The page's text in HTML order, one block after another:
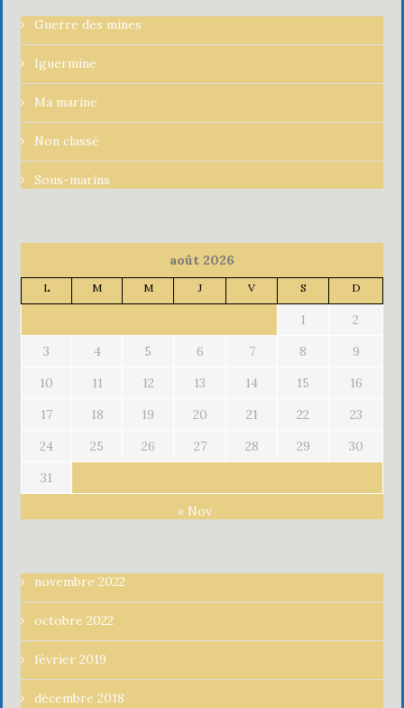
Guerre des mines
Iguermine
Ma marine
Non classé
Sous-marins
août 2026
L M M J V S D
1
2
3
4 5 6 7 8
9
10
11 12 13 14 15
16
17
18 19 20 21 22
23
24
25 26 27 28 29
30
31
« Nov
novembre 2022
octobre 2022
février 2019
décembre 2018